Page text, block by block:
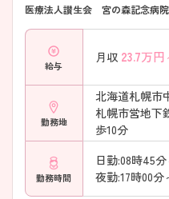
医療法人讃生会 宮の森記念病
給与
月収 23.7万円
勤務地
北海道札幌市
札幌市営地下
歩10分
勤務時間
日勤:08時45分
夜勤:17時00分